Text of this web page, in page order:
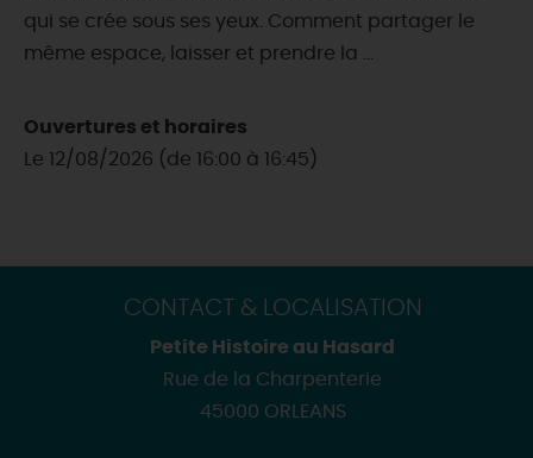
qui se crée sous ses yeux. Comment partager le
même espace, laisser et prendre la ...
Ouvertures et horaires
Le 12/08/2026 (de 16:00 à 16:45)
CONTACT & LOCALISATION
Petite Histoire au Hasard
Rue de la Charpenterie
45000 ORLEANS